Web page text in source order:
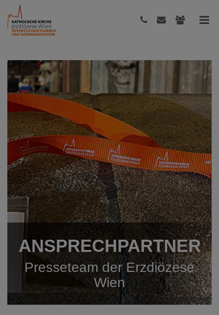
ANSPRECH­PARTNER
Presseteam der Erzdiözese
Wien